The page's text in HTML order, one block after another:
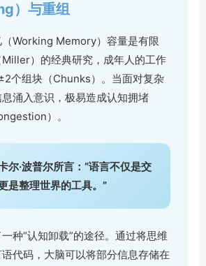
）与重组
（Working Memory）容量是有限
）的经典研究，成年人的工作
个组块（Chunks）。当面对复杂
涌入意识，极易造成认知拥堵
）。
尔·波普尔所言：“语言不仅是交
是整理世界的工具。”
种“认知卸载”的途径。通过将思维
代码，大脑可以将部分信息存储在